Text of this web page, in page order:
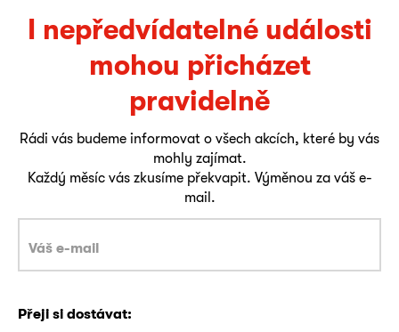
I nepředvídatelné události
mohou přicházet
pravidelně
Rádi vás budeme informovat o všech akcích, které by vás
mohly zajímat.
Každý měsíc vás zkusíme překvapit. Výměnou za váš e-
mail.
Přeji si dostávat: